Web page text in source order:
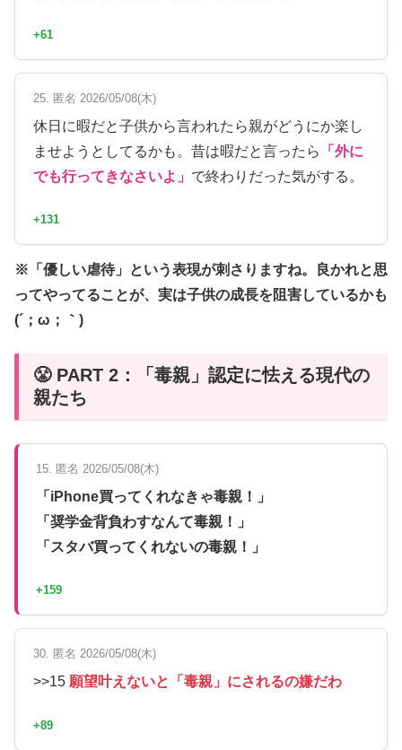
+61
25. 匿名 2026/05/08(木)
休日に暇だと子供から言われたら親がどうにか楽し
ませようとしてるかも。昔は暇だと言ったら
「外に
でも行ってきなさいよ」 で終わりだった気がする。
+131
※「優しい虐待」という表現が刺さりますね。良かれと思
ってやってることが、実は子供の成長を阻害しているかも
(´；ω；｀)
😤 PART 2：「毒親」認定に怯える現代の
親たち
15. 匿名 2026/05/08(木)
「iPhone買ってくれなきゃ毒親！」
「奨学金背負わすなんて毒親！」
「スタバ買ってくれないの毒親！」
+159
30. 匿名 2026/05/08(木)
>>15 願望叶えないと「毒親」にされるの嫌だわ
+89